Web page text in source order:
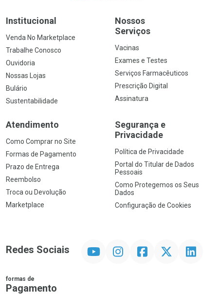
Institucional
Venda No Marketplace
Trabalhe Conosco
Ouvidoria
Nossas Lojas
Bulário
Sustentabilidade
Nossos
Serviços
Vacinas
Exames e Testes
Serviços Farmacêuticos
Prescrição Digital
Assinatura
Atendimento
Como Comprar no Site
Formas de Pagamento
Prazo de Entrega
Reembolso
Troca ou Devolução
Marketplace
Segurança e
Privacidade
Política de Privacidade
Portal do Titular de Dados
Pessoais
Como Protegemos os Seus
Dados
Configuração de Cookies
Redes Sociais InstagramFacebookTwitter Linkedin
formas de
Pagamento